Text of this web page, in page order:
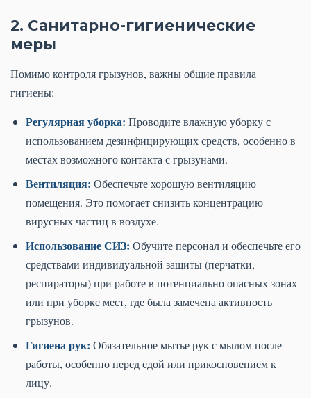
2. Санитарно-гигиенические
меры
Помимо контроля грызунов, важны общие правила
гигиены:
Регулярная уборка: Проводите влажную уборку с
использованием дезинфицирующих средств, особенно в
местах возможного контакта с грызунами.
Вентиляция: Обеспечьте хорошую вентиляцию
помещения. Это помогает снизить концентрацию
вирусных частиц в воздухе.
Использование СИЗ: Обучите персонал и обеспечьте его
средствами индивидуальной защиты (перчатки,
респираторы) при работе в потенциально опасных зонах
или при уборке мест, где была замечена активность
грызунов.
Гигиена рук: Обязательное мытье рук с мылом после
работы, особенно перед едой или прикосновением к
лицу.